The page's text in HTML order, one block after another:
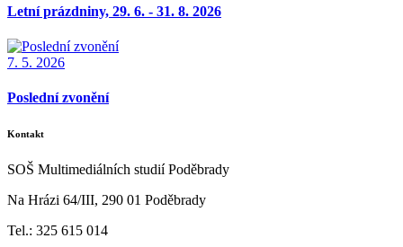
Letní prázdniny, 29. 6. - 31. 8. 2026
7. 5. 2026
Poslední zvonění
Kontakt
SOŠ Multimediálních studií Poděbrady
Na Hrázi 64/III, 290 01 Poděbrady
Tel.: 325 615 014